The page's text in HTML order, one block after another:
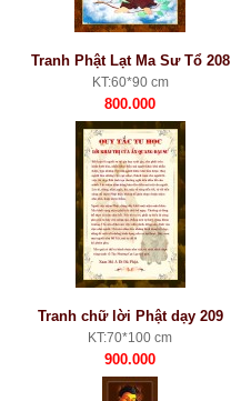
Tranh Phật Lạt Ma Sư Tổ 208
KT:60*90 cm
800.000
Tranh chữ lời Phật dạy 209
KT:70*100 cm
900.000